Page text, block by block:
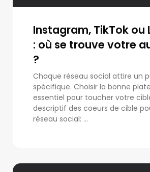
Instagram, TikTok ou
: où se trouve votre
?
Chaque réseau social attire un
spécifique. Choisir la bonne
essentiel pour toucher votre
descriptif des coeurs de cible
réseau social: ...